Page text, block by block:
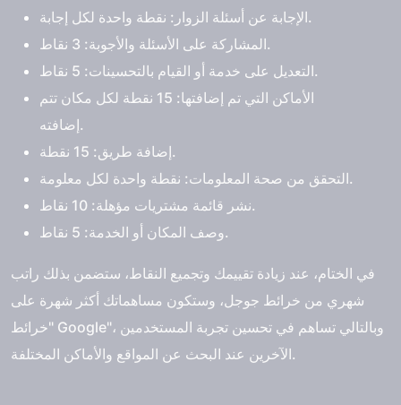
الإجابة عن أسئلة الزوار: نقطة واحدة لكل إجابة.
المشاركة على الأسئلة والأجوبة: 3 نقاط.
التعديل على خدمة أو القيام بالتحسينات: 5 نقاط.
الأماكن التي تم إضافتها: 15 نقطة لكل مكان تتم
إضافته.
إضافة طريق: 15 نقطة.
التحقق من صحة المعلومات: نقطة واحدة لكل معلومة.
نشر قائمة مشتريات مؤهلة: 10 نقاط.
وصف المكان أو الخدمة: 5 نقاط.
في الختام، عند زيادة تقييمك وتجميع النقاط، ستضمن بذلك راتب
شهري من خرائط جوجل، وستكون مساهماتك أكثر شهرة على
"خرائط Google"، وبالتالي تساهم في تحسين تجربة المستخدمين
الآخرين عند البحث عن المواقع والأماكن المختلفة.